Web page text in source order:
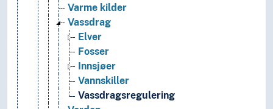
Varme kilder
Vassdrag
Elver
Fosser
Innsjøer
Vannskiller
Vassdragsregulering